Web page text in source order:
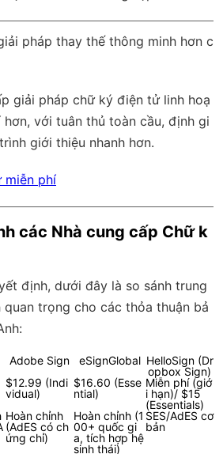
pháp thay thế thông minh hơn c
giải pháp chữ ký điện tử linh hoạ
với tuân thủ toàn cầu, định gi
giới thiệu nhanh hơn.
miễn phí
các Nhà cung cấp Chữ k
định, dưới đây là so sánh trung
quan trọng cho các thỏa thuận bả
Adobe Sign eSignGlobal HelloSign (Dr
opbox Sign)
$12.99 (Indi
vidual)
$16.60 (Esse
ntial)
Miễn phí (giớ
i hạn)/ $15
(Essentials)
Hoàn chỉnh
(AdES có ch
ứng chỉ)
Hoàn chỉnh (1
00+ quốc gi
a, tích hợp hệ
sinh thái)
SES/AdES cơ
bản